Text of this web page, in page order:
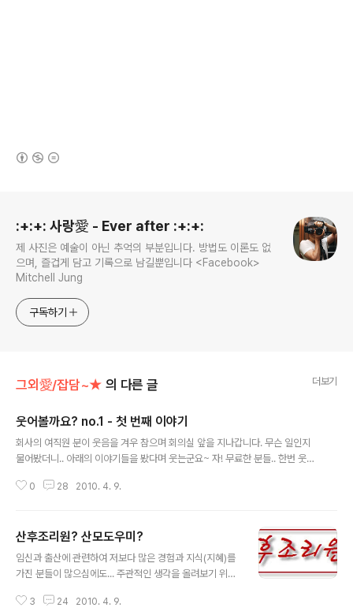
:+:+: 사랑愛 - Ever after :+:+:
제 사진은 예술이 아닌 추억의 부분입니다. 방법도 이론도 없
으며, 즐겁게 담고 기록으로 남길뿐입니다 <Facebook>
Mitchell Jung
구독하기
그외愛/잡담~★ 의 다른 글 더보기
웃어볼까요? no.1 - 첫 번째 이야기
회사의 여직원 분이 웃음을 겨우 참으며 회의실 앞을 지나갑니다. 무슨 일인지
물어봤더니.. 아래의 이야기들을 봤다며 웃는군요~ 자! 무료한 분들.. 한번 웃어
습니다!! ^^ 어떤사람이 잠결에 모르는번호로 문자가와서 핸드폰 자판안보고 누
ㅋㅋㅋㅋㅋㅋㅋ후추아니에옄 어떤님 아버님이 밤에 술취해서 들어오셔서 발씻
으려고 세면대에 왼쪽발을 올려놨음 근데 오른쪽발을 보더니 "아이고 이쪽발이
나와있네" 하면서 오른쪽발 올리다 병원에 실려감 ㅋㅋㅋㅋㅋㅋㅋㅋㅋㅋㅋㅋ
0 28 2010. 4. 9.
산후조리원? 산모도우미?
임신과 출산에 관련하여 저보다 많은 경험과 지식(지혜)를
가진 분들이 많으심에도... 주관적인 생각을 올려보기 위해
더 많이 타는 것을 미리 말씀드립니다) 혹! 틀린 점이 있거
3 24 2010. 4. 9.